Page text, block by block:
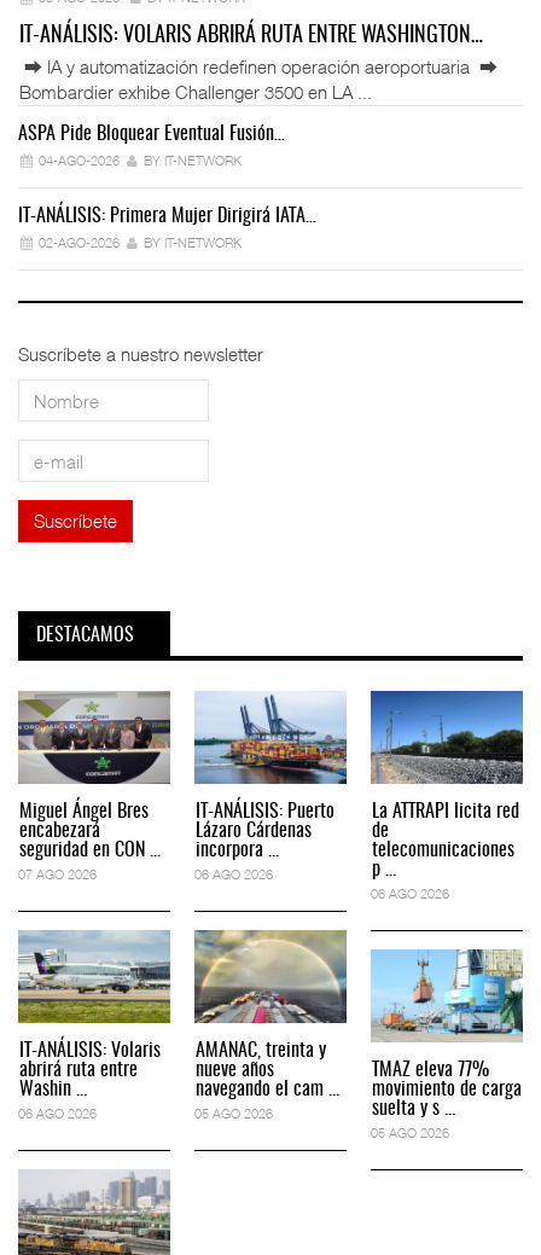
IT-ANÁLISIS: VOLARIS ABRIRÁ RUTA ENTRE WASHINGTON…
⮕ IA y automatización redefinen operación aeroportuaria ⮕
Bombardier exhibe Challenger 3500 en LA ...
ASPA Pide Bloquear Eventual Fusión…
04-AGO-2026 BY IT-NETWORK
IT-ANÁLISIS: Primera Mujer Dirigirá IATA…
02-AGO-2026 BY IT-NETWORK
Suscríbete a nuestro newsletter
DESTACAMOS
Miguel Ángel Bres
encabezará
seguridad en CON ...
07 AGO 2026
IT-ANÁLISIS: Volaris
abrirá ruta entre
Washin ...
06 AGO 2026
IT-ANÁLISIS: Puerto
Lázaro Cárdenas
incorpora ...
06 AGO 2026
AMANAC, treinta y
nueve años
navegando el cam ...
05 AGO 2026
La ATTRAPI licita red
de
telecomunicaciones
p ...
06 AGO 2026
TMAZ eleva 77%
movimiento de carga
suelta y s ...
05 AGO 2026